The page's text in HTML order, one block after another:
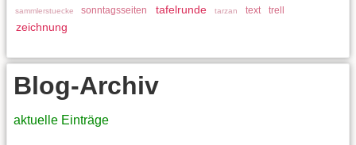
sammlerstuecke sonntagsseiten tafelrunde tarzan text trell
zeichnung
Blog-Archiv
aktuelle Einträge